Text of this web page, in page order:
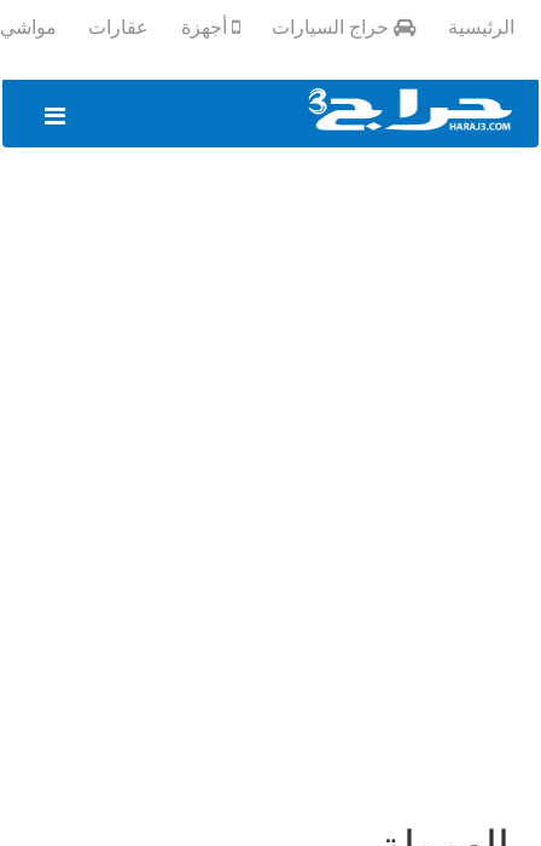
الرئيسية حراج السيارات أجهزة عقارات مواشي
تسجيل
الدخول